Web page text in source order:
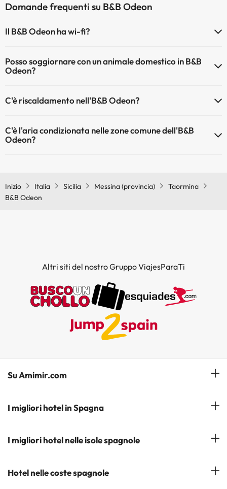
Domande frequenti su B&B Odeon
Il B&B Odeon ha wi-fi?
Posso soggiornare con un animale domestico in B&B
Odeon?
C'è riscaldamento nell'B&B Odeon?
C'è l'aria condizionata nelle zone comune dell'B&B
Odeon?
Inizio Italia Sicilia Messina (provincia)
Taormina
B&B Odeon
Altri siti del nostro Gruppo ViajesParaTi
Su Amimir.com
Il Nostro Team
Iscrivetevi alla nostra newsletter
I migliori hotel in Spagna
Hotel a Salou
Hotel a Cádiz
I migliori hotel nelle isole spagnole
Hotel a Tenerife
Hotel nelle coste spagnole